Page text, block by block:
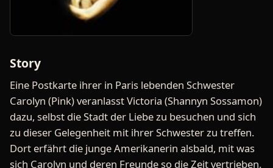
Story
Eine Postkarte ihrer in Paris lebenden Schwester
Carolyn (Pink) veranlasst Victoria (Shannyn Sossamon)
dazu, selbst die Stadt der Liebe zu besuchen und sich
zu dieser Gelegenheit mit ihrer Schwester zu treffen.
Dort erfährt die junge Amerikanerin alsbald, mit was
sich Carolyn und deren Freunde so die Zeit vertrieben.